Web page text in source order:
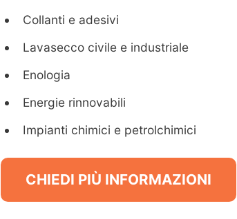
Collanti e adesivi
Lavasecco civile e industriale
Enologia
Energie rinnovabili
Impianti chimici e petrolchimici
CHIEDI PIÙ INFORMAZIONI